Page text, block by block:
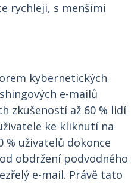
rychleji, s menšími
kybernetických
e-mailů
zkušeností až 60 % lidí
ke kliknutí na
% uživatelů dokonce
obdržení podvodného
e-mail. Právě tato